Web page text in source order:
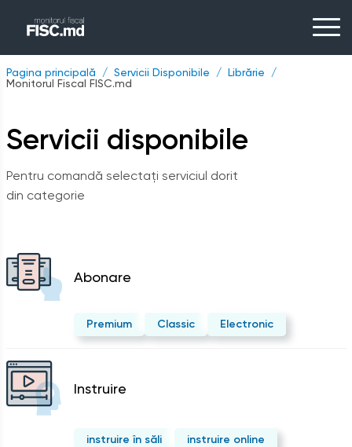
Pagina principală Servicii Disponibile
Librărie
Monitorul Fiscal FISC.md
Servicii disponibile
Pentru comandă selectați serviciul dorit
din categorie
Abonare
Premium Classic Electronic
Instruire
instruire în săli instruire online